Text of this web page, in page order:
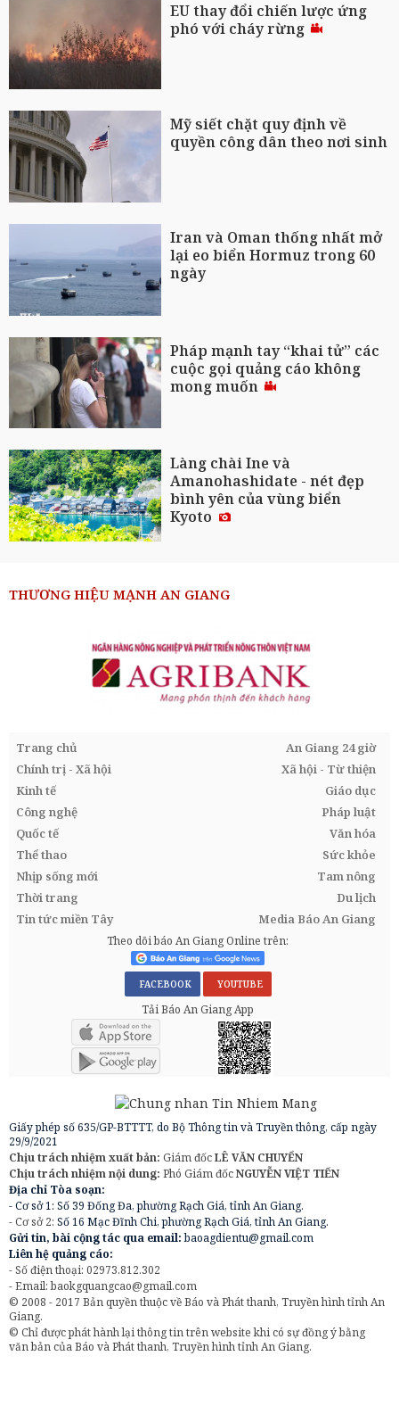
EU thay đổi chiến lược ứng
phó với cháy rừng
Mỹ siết chặt quy định về
quyền công dân theo nơi sinh
Iran và Oman thống nhất mở
lại eo biển Hormuz trong 60
ngày
Pháp mạnh tay “khai tử” các
cuộc gọi quảng cáo không
mong muốn
Làng chài Ine và
Amanohashidate - nét đẹp
bình yên của vùng biển
Kyoto
THƯƠNG HIỆU MẠNH AN GIANG
Trang chủ
An Giang 24 giờ
Chính trị - Xã hội
Xã hội - Từ thiện
Kinh tế
Giáo dục
Công nghệ
Pháp luật
Quốc tế
Văn hóa
Thể thao
Sức khỏe
Nhịp sống mới
Tam nông
Thời trang
Du lịch
Tin tức miền Tây
Media Báo An Giang
Theo dõi báo An Giang Online trên:
FACEBOOK YOUTUBE
Tải Báo An Giang App
Giấy phép số 635/GP-BTTTT, do Bộ Thông tin và Truyền thông, cấp ngày
29/9/2021
Chịu trách nhiệm xuất bản: Giám đốcLÊ VĂN CHUYỂN
Chịu trách nhiệm nội dung: Phó Giám đốcNGUYỄN VIỆT TIẾN
Địa chỉ Tòa soạn:
- Cơ sở 1: Số 39 Đống Đa, phường Rạch Giá, tỉnh An Giang.
- Cơ sở 2: Số 16 Mạc Đĩnh Chi, phường Rạch Giá, tỉnh An Giang.
Gửi tin, bài cộng tác qua email:baoagdientu@gmail.com
Liên hệ quảng cáo:
- Số điện thoại: 02973.812.302
- Email:baokgquangcao@gmail.com
© 2008 - 2017 Bản quyền thuộc về Báo và Phát thanh, Truyền hình tỉnh An
Giang.
© Chỉ được phát hành lại thông tin trên website khi có sự đồng ý bằng
văn bản của Báo và Phát thanh, Truyền hình tỉnh An Giang.